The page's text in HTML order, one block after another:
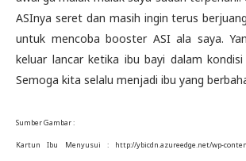
ASInya seret dan masih ingin terus
untuk mencoba booster ASI ala saya.
keluar lancar ketika ibu bayi dalam
Semoga kita selalu menjadi ibu yang
Sumber Gambar :
Kartun Ibu Menyusui : http://ybicdn.azureedge.net/wp-